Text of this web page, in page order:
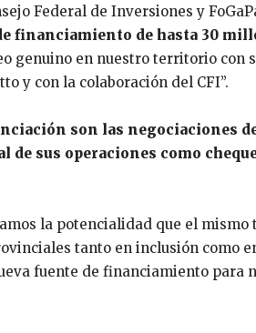
Federal de Inversiones y
financiamiento de hasta 30
genuino en nuestro territorio con
y con la colaboración del CFI”.
son las negociaciones
sus operaciones como
la potencialidad que el mismo
tanto en inclusión como
fuente de financiamiento para